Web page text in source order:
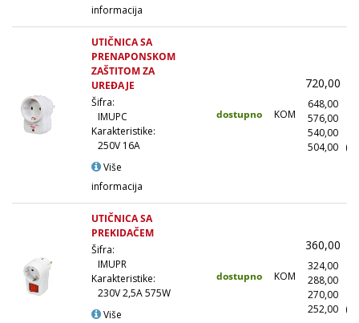
informacija
UTIČNICA SA
PRENAPONSKOM
ZAŠTITOM ZA
UREĐAJE
Šifra:
IMUPC
Karakteristike:
250V 16A
Više
informacija
dostupno KOM
720,00
648,00
576,00
540,00
504,00
UTIČNICA SA
PREKIDAČEM
Šifra:
IMUPR
Karakteristike:
230V 2,5A 575W
Više
dostupno KOM
360,00
324,00
288,00
270,00
252,00